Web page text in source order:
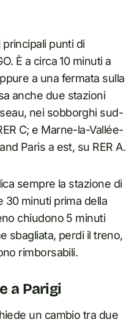
punti di
È a circa 10 minuti a
a una fermata sulla
anche due stazioni
nei sobborghi sud-
C; e Marne-la-Vallée-
Paris a est, su RER A.
sempre la stazione di
30 minuti prima della
chiudono 5 minuti
sbagliata, perdi il treno,
rimborsabili.
a Parigi
un cambio tra due